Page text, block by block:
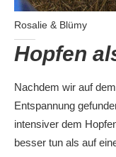
Rosalie & Blümy
Hopfen
Nachdem wir auf
Entspannung
intensiver dem
besser tun als auf